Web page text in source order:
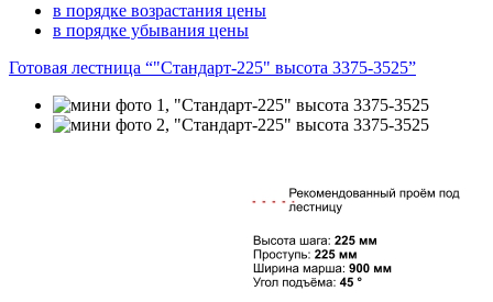
в порядке возрастания цены
в порядке убывания цены
Готовая лестница “"Стандарт-225" высота 3375-3525”